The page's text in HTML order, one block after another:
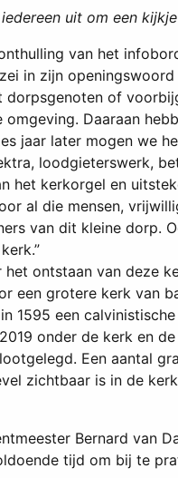
uit om een
van het
in zijn
of
Daaraan
jaar later mogen we
loodgieterswerk,
het kerkorgel en
al die mensen,
van dit kleine
ontstaan van deze
een grotere kerk van
1595 een
onder de kerk en
Een aantal
zichtbaar is in de
Bernard van
tijd om bij te